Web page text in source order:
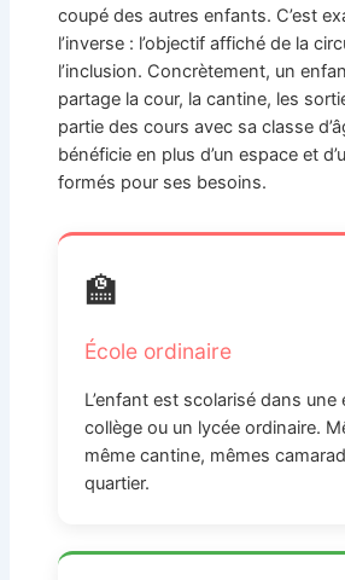
coupé des autres enfants. C’est
l’inverse : l’objectif affiché de la
l’inclusion. Concrètement, un
partage la cour, la cantine, les
partie des cours avec sa classe
bénéficie en plus d’un espace et
formés pour ses besoins.
🏫
École ordinaire
L’enfant est scolarisé dans une
collège ou un lycée ordinaire.
même cantine, mêmes
quartier.